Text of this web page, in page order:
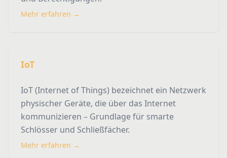
Mehr erfahren →
IoT
IoT (Internet of Things) bezeichnet ein Netzwerk
physischer Geräte, die über das Internet
kommunizieren – Grundlage für smarte
Schlösser und Schließfächer.
Mehr erfahren →